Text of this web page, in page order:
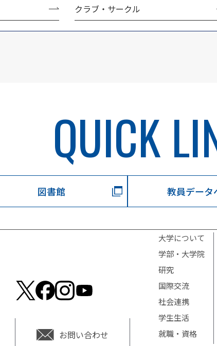
クラブ・サークル
QUICK
図書館 教員データ
お問い合わせ
大学について
学部・大学院
研究
国際交流
社会連携
学生生活
就職・資格